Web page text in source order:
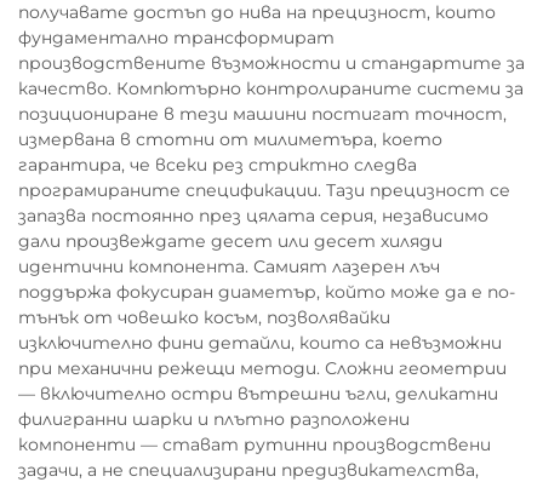
получавате достъп до нива на прецизност, които
фундаментално трансформират
производствените възможности и стандартите за
качество. Компютърно контролираните системи за
позициониране в тези машини постигат точност,
измервана в стотни от милиметъра, което
гарантира, че всеки рез стриктно следва
програмираните спецификации. Тази прецизност се
запазва постоянно през цялата серия, независимо
дали произвеждате десет или десет хиляди
идентични компонента. Самият лазерен лъч
поддържа фокусиран диаметър, който може да е по-
тънък от човешко косъм, позволявайки
изключително фини детайли, които са невъзможни
при механични режещи методи. Сложни геометрии
— включително остри вътрешни ъгли, деликатни
филигранни шарки и плътно разположени
компоненти — стават рутинни производствени
задачи, а не специализирани предизвикателства,